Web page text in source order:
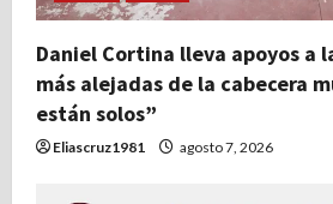
Daniel Cortina lleva apoyos a
más alejadas de la cabecera
están solos”
Eliascruz1981 agosto 7, 2026